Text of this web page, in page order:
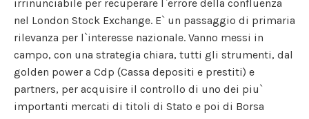
irrinunciabile per recuperare l`errore della confluenza
nel London Stock Exchange. E` un passaggio di primaria
rilevanza per l`interesse nazionale. Vanno messi in
campo, con una strategia chiara, tutti gli strumenti, dal
golden power a Cdp (Cassa depositi e prestiti) e
partners, per acquisire il controllo di uno dei piu`
importanti mercati di titoli di Stato e poi di Borsa